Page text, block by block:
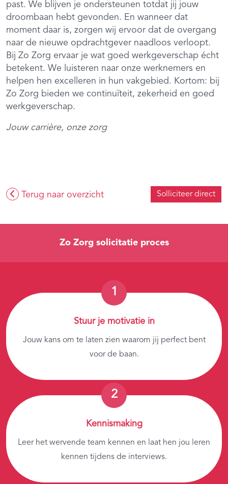
past. We blijven je ondersteunen totdat jij jouw
droombaan hebt gevonden. En wanneer dat
moment daar is, zorgen wij ervoor dat de overgang
naar de nieuwe opdrachtgever naadloos verloopt.
Bij Zo Zorg ervaar je wat goed werkgeverschap écht
betekent. We luisteren naar onze werknemers en
helpen hen excelleren in hun vakgebied. Kortom: bij
Zo Zorg bieden we continuïteit, zekerheid en goed
werkgeverschap.
Jouw carrière, onze zorg
Terug naar overzicht Solliciteer direct
Zo Zorg solicitatie proces
Stuur je motivatie in
Jouw kans om te laten zien waarom jij perfect bent
voor de baan.
Kennismaking
Leer het wervende team kennen en laat hen jou leren
kennen tijdens de interviews.